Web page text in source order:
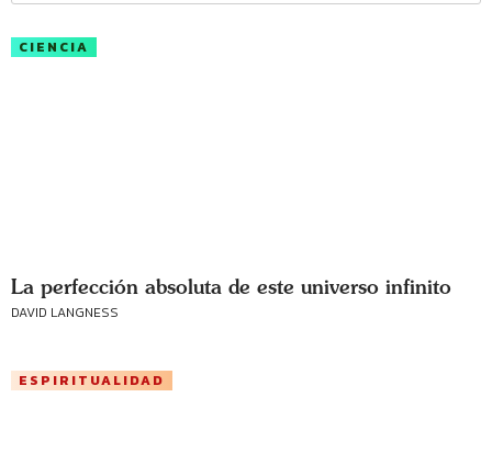
CIENCIA
La perfección absoluta de este universo infinito
DAVID LANGNESS
ESPIRITUALIDAD